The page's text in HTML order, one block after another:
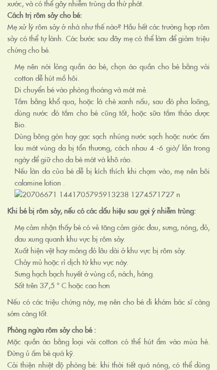
xước, và có thể gây nhiễm trùng da thứ phát.
Cách trị rôm sảy cho bé:
Mẹ xử lý rôm sảy ở nhà như thế nào? Hầu hết các trường hợp rôm
sảy có thể tự lành. Các bước sau đây mẹ có thể làm để giảm triệu
chứng cho bé.
Mẹ nên nới lỏng quần áo bé, chọn áo quần cho bé bằng vải
cotton dễ hút mồ hôi.
Di chuyển bé vào phòng thoáng và mát mẻ.
Tắm bằng khổ qua, hoặc lá chè xanh nấu, sau đó pha loãng,
dùng nước đó tắm cho bé cũng tốt, hoặc sữa tắm thảo dược
Bio.
Dùng bông gòn hay gạc sạch nhúng nước sạch hoặc nước ấm
lau mát vùng da bị tổn thương, cách nhau 4 -6 giờ/ lần trong
ngày để giữ cho da bé mát và khô ráo.
Nếu làn da của bé dễ bị kích thích khi chạm vào, mẹ nên bôi
calamine lotion .
Khi bé bị rôm sảy, nếu có các dấu hiệu sau gợi ý nhiễm trùng:
Mẹ cảm nhận thấy bé có vẻ tăng cảm giác đau, sưng, nóng, đỏ,
đau xung quanh khu vực bị rôm sảy.
Xuất hiện vệt hay mảng đỏ lâu dài ở khu vực bị rôm sảy.
Chảy mủ hoặc rỉ dịch từ khu vực này.
Sưng hạch bạch huyết ở vùng cổ, nách, háng.
Sốt trên 37,5 ° C hoặc cao hơn
Nếu có các triệu chứng này, mẹ nên cho bé đi khám bác sĩ càng
sớm càng tốt.
Phòng ngừa rôm sảy cho bé :
Mặc quần áo bằng loại vải cotton có thể hút ẩm vào mùa hè.
Đừng ủ ấm bé quá kỹ.
Cải thiện nhiệt độ phòng bé: khi thời tiết quá nóng, có thể dùng